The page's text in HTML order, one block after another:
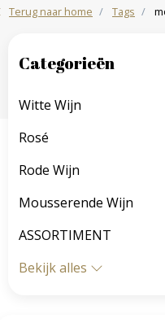
Terug naar home Tags
Categorieën
Witte Wijn
Rosé
Rode Wijn
Mousserende Wijn
ASSORTIMENT
Bekijk alles